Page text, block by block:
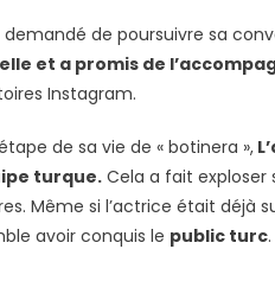
de poursuivre sa
et a promis de
Instagram.
de sa vie de « botinera »,
turque. Cela a fait
Même si l’actrice était déjà
avoir conquis le public turc.